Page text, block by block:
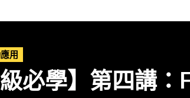
用
級必學】第四講